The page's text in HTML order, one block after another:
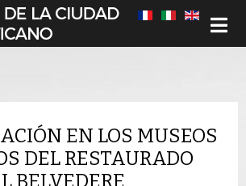
EN LOS MUSEOS
DEL RESTAURADO
BELVEDERE